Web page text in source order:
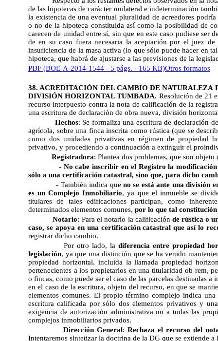
de las hipotecas de carácter unilateral e indeterminación
la existencia de una eventual pluralidad de acreedores
o no de la hipoteca constituida así como la posibilidad de
carecen de unidad entre sí, sin que en este caso pudiese ser
de en su caso fuera necesaria la aceptación por el juez
insuficiencia de la masa activa (lo que sólo puede hacer en
hipoteca, que habrá de ajustarse a las previsiones de la
PDF (BOE-A-2014-1544 - 5 págs. - 165 KB)Otros formatos
38. ACREDITACIÓN DEL CAMBIO DE
DIVISIÓN HORIZONTAL TUMBADA. Resolución de 21
recurso interpuesto contra la nota de calificación de la
una escritura de declaración de obra nueva, división
Hechos: Se formaliza una escritura de declaración
agrícola, sobre una finca inscrita como rústica (que se
como dos unidades privativas en régimen de propiedad
privativo, y procediendo a continuación a extinguir el
Registradora: Plantea dos problemas, que son objeto
- No cabe inscribir en el Registro la
sólo a una certificación catastral, sino que, para dicho
- También indica que no se está ante una división
es un Complejo Inmobiliario, ya que el inmueble se
titulares de tales edificaciones participan, como
determinados elementos comunes, por lo que tal
Notario: Para el notario la calificación de rústica o
caso, se apoya en una certificación catastral que así lo
registrar dicho cambio.
Por otro lado, la diferencia entre propiedad
legislación, ya que una distinción que se ha venido
propiedad horizontal, incluida la llamada propiedad
pertenecientes a los propietarios en una titularidad ob rem,
o fincas, como puede ser el caso de las parcelas destinadas
en el caso de la escritura, objeto del recurso, en que se
elementos comunes. El propio término complejo indica
escritura calificada por sólo dos elementos privativos y
exigencia de autorización administrativa no a todas las
complejos inmobiliarios privados.
Dirección General: Rechaza el recurso del
Intentaremos sintetizar la doctrina de la DG que se extiende